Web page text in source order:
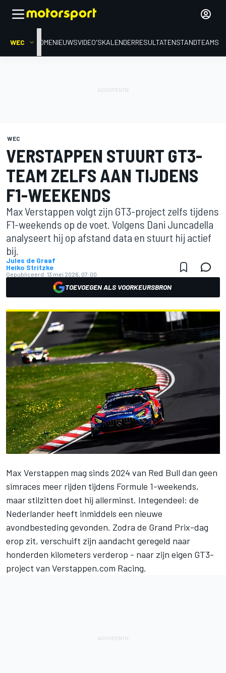
WEC HOMENIEUWSVIDEO'SKALENDERRESULTATENSTANDTEAMS
WEC
VERSTAPPEN STUURT GT3-
TEAM ZELFS AAN TIJDENS
F1-WEEKENDS
Max Verstappen volgt zijn GT3-project zelfs tijdens
F1-weekends op de voet. Volgens Dani Juncadella
analyseert hij op afstand data en stuurt hij actief
bij.
Jules de Graaf
Heiko Stritzke
Gepubliceerd: 13 mei 2026, 07:00
TOEVOEGEN ALS VOORKEURSBRON
Max Verstappen mag sinds 2024 van Red Bull dan geen
simraces meer rijden tijdens Formule 1-weekends,
maar stilzitten doet hij allerminst. Integendeel: de
Nederlander heeft inmiddels een nieuwe
avondbesteding gevonden. Zodra de Grand Prix-dag
erop zit, verschuift zijn aandacht geregeld naar
honderden kilometers verderop - naar zijn eigen GT3-
project van Verstappen.com Racing.